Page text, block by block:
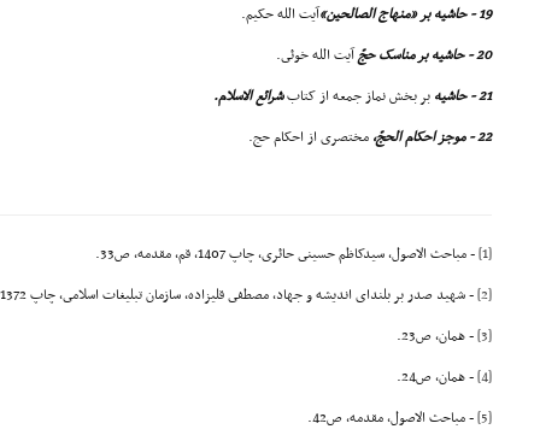
19 - حاشیه بر «منهاج الصالحین»
آیت الله حکیم.
20 - حاشیه بر مناسک حجّ
آیت الله خوئى.
21 - حاشیه
بر بخش نماز جمعه از کتابشرائع الاسلام.
22 - موجز احکام الحجّ،
مختصرى از احکام حج.
[1] - مباحث الاصول، سیدکاظم حسینى حائرى، چاپ 1407، قم، مقدمه، ص33.
[2] - شهید صدر بر بلنداى اندیشه و جهاد، مصطفى قلیزاده، سازمان تبلیغات اسلامى، چاپ 1372، ص17 - 18.
[3] - همان، ص23.
[4] - همان، ص24.
[5] - مباحث الاصول، مقدمه، ص42.